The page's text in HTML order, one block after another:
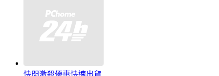
快閃激殺優惠快速出貨